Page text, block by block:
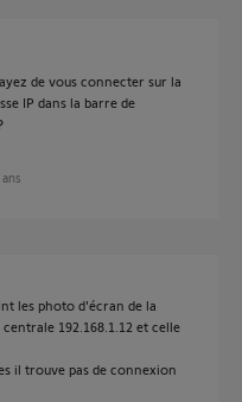
de vous connecter sur la
IP dans la barre de
ans
les photo d'écran de la
192.168.1.12 et celle
il trouve pas de connexion